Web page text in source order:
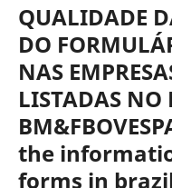
QUALIDADE
DO
NAS
LISTADAS
the
forms in